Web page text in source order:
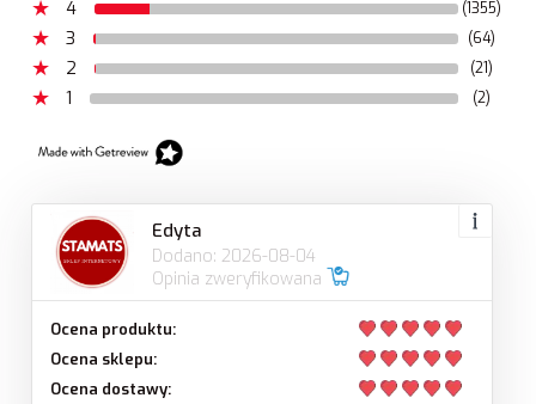
4 (1355)
3 (64)
2 (21)
1 (2)
Edyta
Dodano: 2026-08-04
Opinia zweryfikowana
Ocena produktu:
Ocena sklepu:
Ocena dostawy: